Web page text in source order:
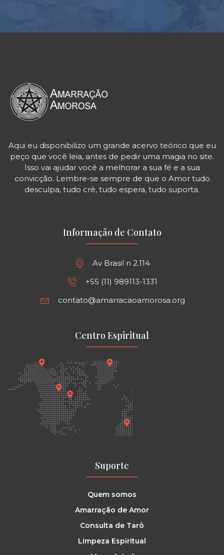
Aqui eu disponibilizo um grande acervo teórico que eu
peço que você leia, antes de pedir uma magia no site.
Isso vai ajudar você a melhorar a sua fé e a sua
convicção. Lembre-se sempre de que o Amor tudo
desculpa, tudo crê, tudo espera, tudo suporta.
Informação de Contato
Av Brasil n 2.114
+55 (11) 989113-1331
contato@amarracaoamorosa.org
Centro Espiritual
Suporte
Quem somos
Amarração de Amor
Consulta de Tarô
Limpeza Espiritual